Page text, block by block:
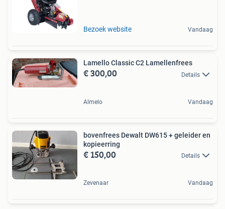
Bezoek website Vandaag
Lamello Classic C2 Lamellenfrees
€ 300,00 Details
Almelo Vandaag
bovenfrees Dewalt DW615 + geleider en
kopieerring
€ 150,00 Details
Zevenaar Vandaag